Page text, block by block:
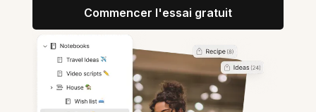
Commencer l'essai gratuit